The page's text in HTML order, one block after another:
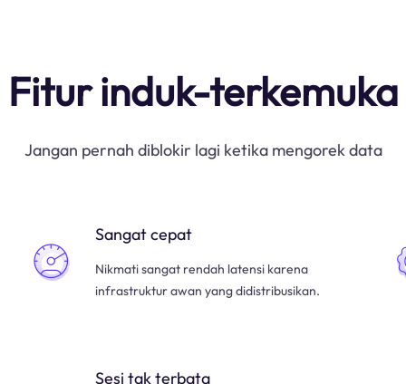
Fitur induk-terkemuka
Jangan pernah diblokir lagi ketika mengorek data
Sangat cepat
Nikmati sangat rendah latensi karena
infrastruktur awan yang didistribusikan.
Sesi tak terbata